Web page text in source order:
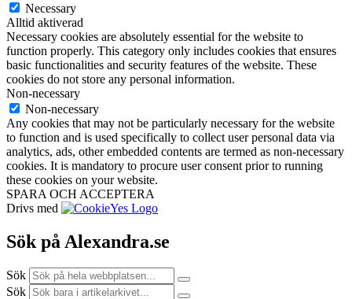
Necessary
Alltid aktiverad
Necessary cookies are absolutely essential for the website to
function properly. This category only includes cookies that ensures
basic functionalities and security features of the website. These
cookies do not store any personal information.
Non-necessary
Non-necessary
Any cookies that may not be particularly necessary for the website
to function and is used specifically to collect user personal data via
analytics, ads, other embedded contents are termed as non-necessary
cookies. It is mandatory to procure user consent prior to running
these cookies on your website.
SPARA OCH ACCEPTERA
Drivs med
Sök på Alexandra.se
Sök
Sök